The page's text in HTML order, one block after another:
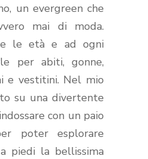
un evergreen che
mai di moda.
le età e ad ogni
per abiti, gonne,
e vestitini. Nel mio
su una divertente
con un paio
poter esplorare
piedi la bellissima